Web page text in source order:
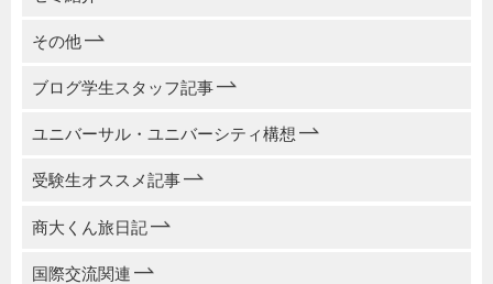
その他
ブログ学生スタッフ記事
ユニバーサル・ユニバーシティ構想
受験生オススメ記事
商大くん旅日記
国際交流関連